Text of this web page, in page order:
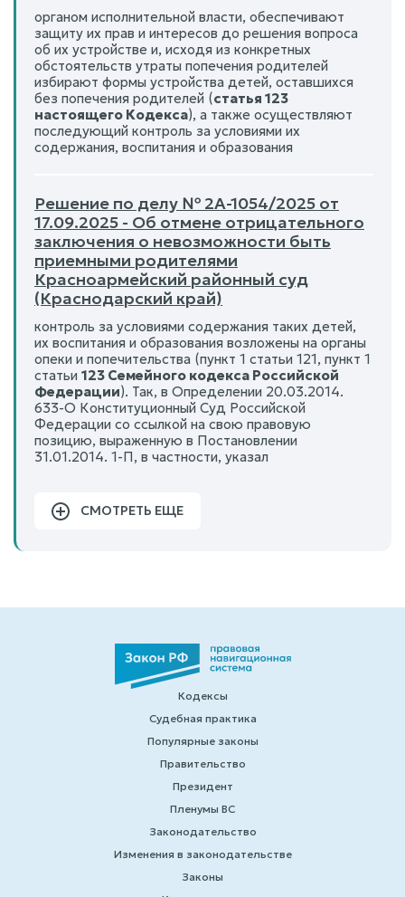
органом исполнительной власти, обеспечивают
защиту их прав и интересов до решения вопроса
об их устройстве и, исходя из конкретных
обстоятельств утраты попечения родителей
избирают формы устройства детей, оставшихся
без попечения родителей (статья 123
настоящего Кодекса), а также осуществляют
последующий контроль за условиями их
содержания, воспитания и образования
Решение по делу № 2А-1054/2025 от
17.09.2025 - Об отмене отрицательного
заключения о невозможности быть
приемными родителями
Красноармейский районный суд
(Краснодарский край)
контроль за условиями содержания таких детей,
их воспитания и образования возложены на органы
опеки и попечительства (пункт 1 статьи 121, пункт 1
статьи 123 Семейного кодекса Российской
Федерации). Так, в Определении 20.03.2014.
633-О Конституционный Суд Российской
Федерации со ссылкой на свою правовую
позицию, выраженную в Постановлении
31.01.2014. 1-П, в частности, указал
СМОТРЕТЬ ЕЩЕ
Кодексы
Судебная практика
Популярные законы
Правительство
Президент
Пленумы ВС
Законодательство
Изменения в законодательстве
Законы